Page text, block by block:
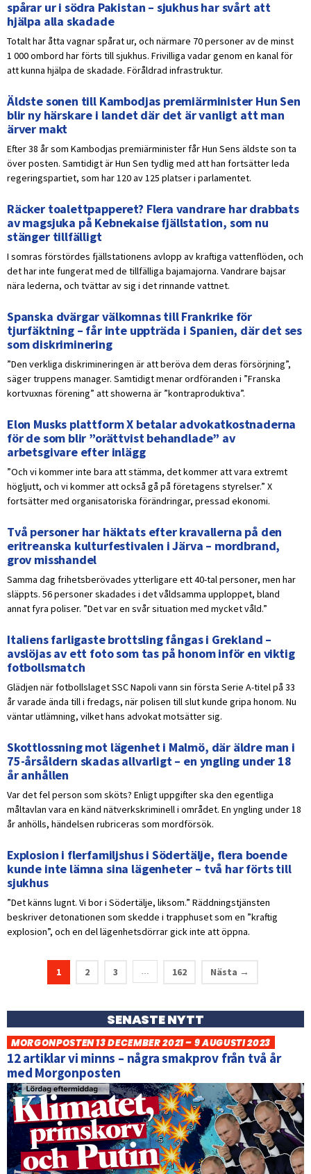
spårar ur i södra Pakistan – sjukhus har svårt att
hjälpa alla skadade
Totalt har åtta vagnar spårat ur, och närmare 70 personer av de minst
1 000 ombord har förts till sjukhus. Frivilliga vadar genom en kanal för
att kunna hjälpa de skadade. Föråldrad infrastruktur.
Äldste sonen till Kambodjas premiärminister Hun Sen
blir ny härskare i landet där det är vanligt att man
ärver makt
Efter 38 år som Kambodjas premiärminister får Hun Sens äldste son ta
över posten. Samtidigt är Hun Sen tydlig med att han fortsätter leda
regeringspartiet, som har 120 av 125 platser i parlamentet.
Räcker toalettpapperet? Flera vandrare har drabbats
av magsjuka på Kebnekaise fjällstation, som nu
stänger tillfälligt
I somras förstördes fjällstationens avlopp av kraftiga vattenflöden, och
det har inte fungerat med de tillfälliga bajamajorna. Vandrare bajsar
nära lederna, och tvättar av sig i det rinnande vattnet.
Spanska dvärgar välkomnas till Frankrike för
tjurfäktning – får inte uppträda i Spanien, där det ses
som diskriminering
”Den verkliga diskrimineringen är att beröva dem deras försörjning”,
säger truppens manager. Samtidigt menar ordföranden i ”Franska
kortvuxnas förening” att showerna är ”kontraproduktiva”.
Elon Musks plattform X betalar advokatkostnaderna
för de som blir ”orättvist behandlade” av
arbetsgivare efter inlägg
”Och vi kommer inte bara att stämma, det kommer att vara extremt
högljutt, och vi kommer att också gå på företagens styrelser.” X
fortsätter med organisatoriska förändringar, pressad ekonomi.
Två personer har häktats efter kravallerna på den
eritreanska kulturfestivalen i Järva – mordbrand,
grov misshandel
Samma dag frihetsberövades ytterligare ett 40-tal personer, men har
släppts. 56 personer skadades i det våldsamma upploppet, bland
annat fyra poliser. ”Det var en svår situation med mycket våld.”
Italiens farligaste brottsling fångas i Grekland –
avslöjas av ett foto som tas på honom inför en viktig
fotbollsmatch
Glädjen när fotbollslaget SSC Napoli vann sin första Serie A-titel på 33
år varade ända till i fredags, när polisen till slut kunde gripa honom. Nu
väntar utlämning, vilket hans advokat motsätter sig.
Skottlossning mot lägenhet i Malmö, där äldre man i
75-årsåldern skadas allvarligt – en yngling under 18
år anhållen
Var det fel person som sköts? Enligt uppgifter ska den egentliga
måltavlan vara en känd nätverkskriminell i området. En yngling under 18
år anhölls, händelsen rubriceras som mordförsök.
Explosion i flerfamiljshus i Södertälje, flera boende
kunde inte lämna sina lägenheter – två har förts till
sjukhus
”Det känns lugnt. Vi bor i Södertälje, liksom.” Räddningstjänsten
beskriver detonationen som skedde i trapphuset som en ”kraftig
explosion”, och en del lägenhetsdörrar gick inte att öppna.
1 2 3 … 162 Nästa →
SENASTE NYTT
MORGONPOSTEN 13 DECEMBER 2021 – 9 AUGUSTI 2023
12 artiklar vi minns – några smakprov från två år
med Morgonposten